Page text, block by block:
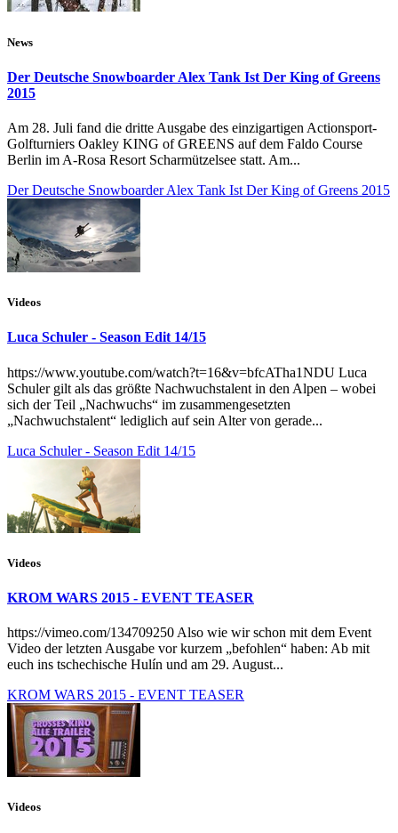
News
Der Deutsche Snowboarder Alex Tank Ist Der King of Greens
2015
Am 28. Juli fand die dritte Ausgabe des einzigartigen Actionsport-
Golfturniers Oakley KING of GREENS auf dem Faldo Course
Berlin im A-Rosa Resort Scharmützelsee statt. Am...
Der Deutsche Snowboarder Alex Tank Ist Der King of Greens 2015
Videos
Luca Schuler - Season Edit 14/15
https://www.youtube.com/watch?t=16&v=bfcATha1NDU Luca
Schuler gilt als das größte Nachwuchstalent in den Alpen – wobei
sich der Teil „Nachwuchs“ im zusammengesetzten
„Nachwuchstalent“ lediglich auf sein Alter von gerade...
Luca Schuler - Season Edit 14/15
Videos
KROM WARS 2015 - EVENT TEASER
https://vimeo.com/134709250 Also wie wir schon mit dem Event
Video der letzten Ausgabe vor kurzem „befohlen“ haben: Ab mit
euch ins tschechische Hulín und am 29. August...
KROM WARS 2015 - EVENT TEASER
Videos